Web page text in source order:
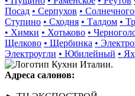
Посад • Серпухов •
Ступино • Сходня • Талдом •
• Химки • Хотьково •
Щелково • Щербинка •
Электроугли • Юбилейный •
Адреса салонов: